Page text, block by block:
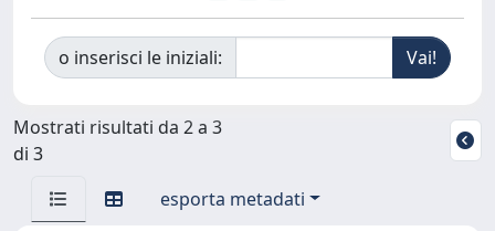
o inserisci le iniziali:
Mostrati risultati da 2 a 3
di 3
esporta metadati